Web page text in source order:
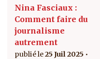
Nina Fasciaux :
Comment faire du
journalisme
autrement
25 Juil 2025